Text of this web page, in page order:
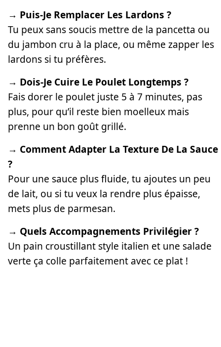
→ Puis-Je Remplacer Les Lardons ?
Tu peux sans soucis mettre de la pancetta ou
du jambon cru à la place, ou même zapper les
lardons si tu préfères.
→ Dois-Je Cuire Le Poulet Longtemps ?
Fais dorer le poulet juste 5 à 7 minutes, pas
plus, pour qu’il reste bien moelleux mais
prenne un bon goût grillé.
→ Comment Adapter La Texture De La Sauce
?
Pour une sauce plus fluide, tu ajoutes un peu
de lait, ou si tu veux la rendre plus épaisse,
mets plus de parmesan.
→ Quels Accompagnements Privilégier ?
Un pain croustillant style italien et une salade
verte ça colle parfaitement avec ce plat !